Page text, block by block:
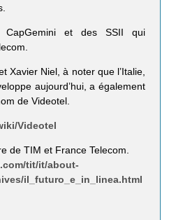
CapGemini et des SSII qui
Xavier Niel, à noter que l’Italie,
aujourd’hui, a également
de Videotel.
Videotel
de TIM et France Telecom.
tit/it/about-
il_futuro_e_in_linea.html